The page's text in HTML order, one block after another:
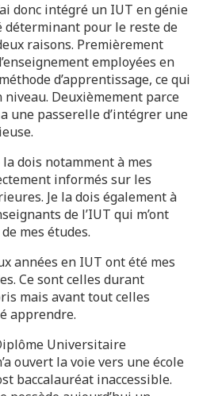
donc intégré un IUT en génie
déterminant pour le reste de
raisons. Premièrement
employées en
d’apprentissage, ce qui
niveau. Deuxièmement parce
une passerelle d’intégrer une
dois notamment à mes
informés sur les
Je la dois également à
de l’IUT qui m’ont
mes études.
années en IUT ont été mes
Ce sont celles durant
mais avant tout celles
apprendre.
Universitaire
ouvert la voie vers une école
baccalauréat inaccessible.